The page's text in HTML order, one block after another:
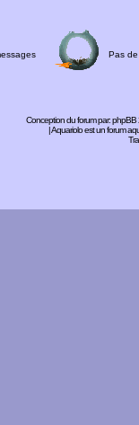
Pas
Conception du forum par:phpBB
| Aquariolo est un forum